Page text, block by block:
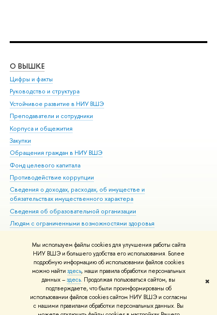
Мы используем файлы cookies для улучшения работы сайта
НИУ ВШЭ и большего удобства его использования. Более
подробную информацию об использовании файлов cookies
можно найти здесь, наши правила обработки персональных
данных –здесь. Продолжая пользоваться сайтом, вы
подтверждаете, что были проинформированы об
использовании файлов cookies сайтом НИУ ВШЭ и согласны
с нашими правилами обработки персональных данных. Вы
✖
О ВЫШКЕ
Цифры и факты
Руководство и структура
Устойчивое развитие в НИУ ВШЭ
Преподаватели и сотрудники
Корпуса и общежития
Закупки
Обращения граждан в НИУ ВШЭ
Фонд целевого капитала
Противодействие коррупции
Сведения о доходах, расходах, об имуществе и
обязательствах имущественного характера
Сведения об образовательной организации
Людям с ограниченными возможностями здоровья
Работа в Вышке
© НИУ ВШЭ 1993–2026 Адреса и контакты Условия использования
материалов Политика конфиденциальности Карта сайта